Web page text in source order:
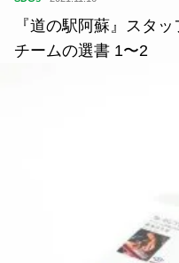
お茶の水女子大学附
りささんが選ぶ、